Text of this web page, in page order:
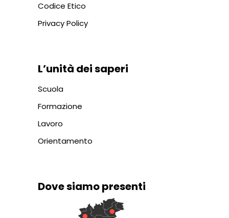
Codice Etico
Privacy Policy
L’unità dei saperi
Scuola
Formazione
Lavoro
Orientamento
Dove siamo presenti